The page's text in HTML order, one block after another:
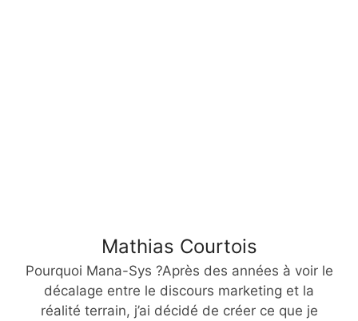
Mathias Courtois
Pourquoi Mana-Sys ?Après des années à voir le
décalage entre le discours marketing et la
réalité terrain, j’ai décidé de créer ce que je